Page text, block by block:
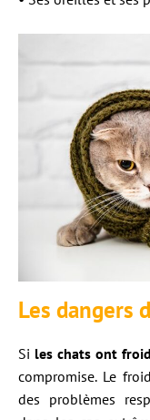
Les dangers
Si les chats ont
compromise. Le
des problèmes